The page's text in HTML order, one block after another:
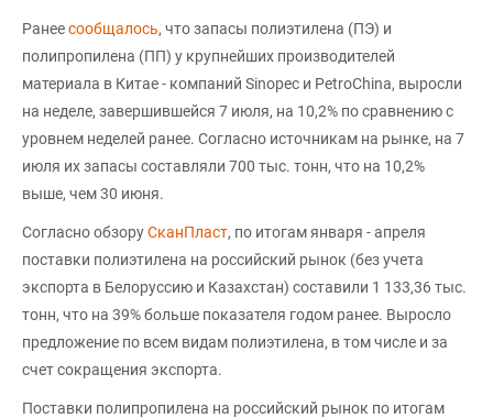
Ранеесообщалось, что запасы полиэтилена (ПЭ) и
полипропилена (ПП) у крупнейших производителей
материала в Китае - компаний Sinopec и PetroChina, выросли
на неделе, завершившейся 7 июля, на 10,2% по сравнению с
уровнем неделей ранее. Согласно источникам на рынке, на 7
июля их запасы составляли 700 тыс. тонн, что на 10,2%
выше, чем 30 июня.
Согласно обзоруСканПласт, по итогам января - апреля
поставки полиэтилена на российский рынок (без учета
экспорта в Белоруссию и Казахстан) составили 1 133,36 тыс.
тонн, что на 39% больше показателя годом ранее. Выросло
предложение по всем видам полиэтилена, в том числе и за
счет сокращения экспорта.
Поставки полипропилена на российский рынок по итогам